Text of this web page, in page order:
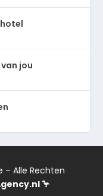
jou
– Alle Rechten
🦩